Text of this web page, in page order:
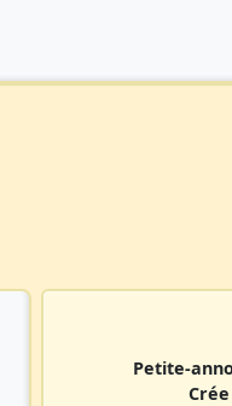
Petite-